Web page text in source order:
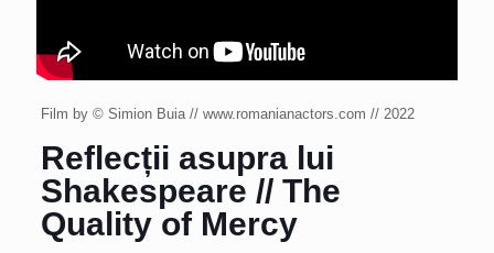
Film by © Simion Buia // www.romanianactors.com // 2022
Reflecții asupra lui
Shakespeare // The
Quality of Mercy